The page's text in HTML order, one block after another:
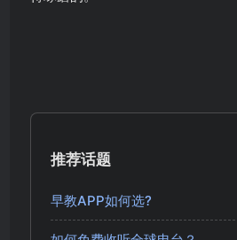
推荐话题
早教APP如何选?